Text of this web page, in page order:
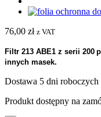
76,00 zł z VAT
Filtr 213 ABE1 z serii 200
innych masek.
Dostawa 5 dni roboczych
Produkt dostępny na